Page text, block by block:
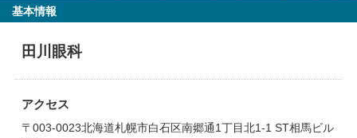
基本情報
田川眼科
アクセス
〒003-0023北海道札幌市白石区南郷通1丁目北1-1 ST相馬ビル